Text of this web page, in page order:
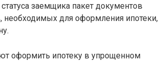
заемщика пакет документов
необходимых для оформления ипотеки,
оформить ипотеку в упрощенном